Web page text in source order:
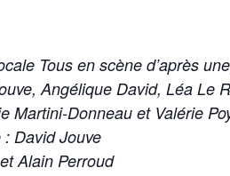
Tous en scène d’après
Angélique David, Léa Le
Martini-Donneau et Valérie
David Jouve
Alain Perroud